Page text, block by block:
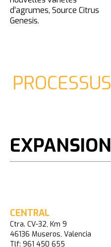
d’agrumes, Source Citrus
Genesis.
PROCESSUS
EXPANSION
CENTRAL
Ctra. CV-32, Km 9
46136 Museros, Valencia
Tlf: 961 450 655